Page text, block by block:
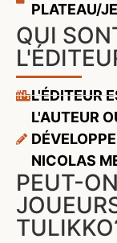
PLATEAU/
QUI
L'ÉDITEUR
L'AUTEUR
NICOLAS
PEUT-